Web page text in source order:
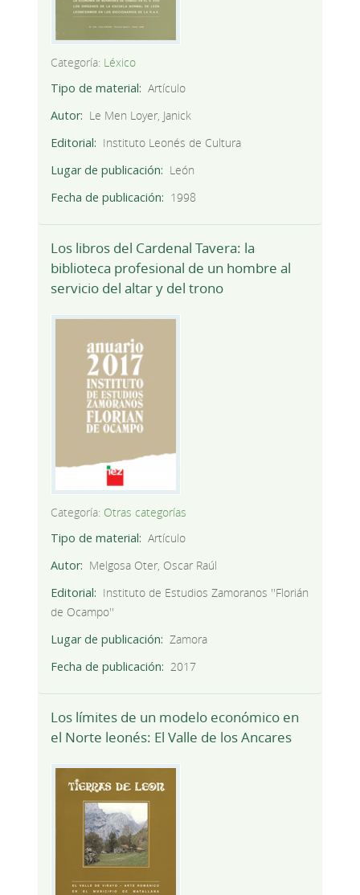
Categoría: Léxico
Tipo de material
Artículo
Autor
Le Men Loyer, Janick
Editorial
Instituto Leonés de Cultura
Lugar de publicación
León
Fecha de publicación
1998
Los libros del Cardenal Tavera: la
biblioteca profesional de un hombre al
servicio del altar y del trono
Categoría: Otras categorías
Tipo de material
Artículo
Autor
Melgosa Oter, Oscar Raúl
Editorial
Instituto de Estudios Zamoranos ''Florián
de Ocampo''
Lugar de publicación
Zamora
Fecha de publicación
2017
Los límites de un modelo económico en
el Norte leonés: El Valle de los Ancares